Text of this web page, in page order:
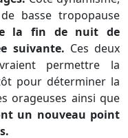
basse tropopause
la fin de nuit de
suivante. Ces deux
permettre la
pour déterminer la
orageuses ainsi que
un nouveau point